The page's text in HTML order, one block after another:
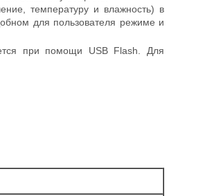
температуру и влажность) в
для пользователя режиме и
при помощи USB Flash. Для